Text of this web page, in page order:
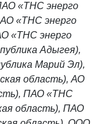
«ТНС энерго
«ТНС энерго
«ТНС энерго
Адыгея),
Марий Эл),
область), АО
ПАО «ТНС
область), ПАО